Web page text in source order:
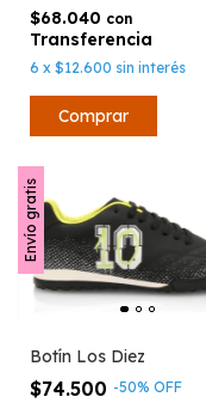
$68.040 con
6 x $12.600 sin interés
Comprar
Envío gratis
Botín Los Diez
$74.500 -50% OFF